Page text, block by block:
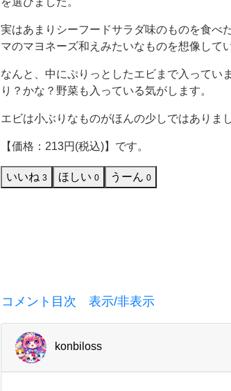
ラ
ダ
巻】
を
買
っ
し
た。
実はあまりシーフードサラダ味のものを食べ
マのマヨネーズ和えみたいなものを想像して
なんと、中にぷりっとしたエビまで入ってい
り？かな？野菜も入っている気がします。
エビは小ぶりなものがほんの少しではありま
【価格：213円(税込)】です。
いいね 3 ほしい 0 うーん 0
コメント目次 表示/非表示
konbiloss